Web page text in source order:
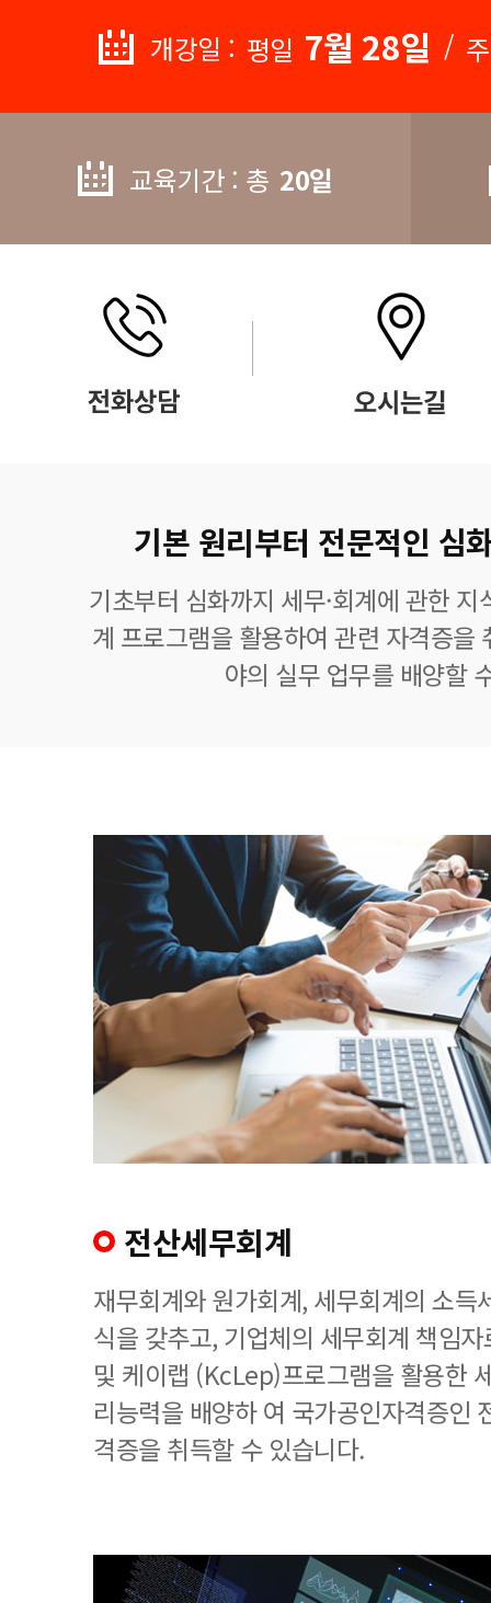
개강일 : 평일 7월 28일 /
교육기간 : 총 20일
기본 원리부터 전문적인 심
기초부터 심화까지 세무·회계에 관한
계 프로그램을 활용하여 관련 자격증을
야의 실무 업무를 배양할
전산세무회계
재무회계와 원가회계, 세무회계의 소득
식을 갖추고, 기업체의 세무회계 책임
및 케이랩 (KcLep)프로그램을 활용한
리능력을 배양하 여 국가공인자격증인
격증을 취득할 수 있습니다.